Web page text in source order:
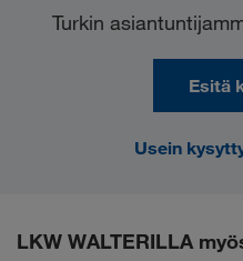
Turkin
Esitä
Usein
LKW WALTERILLA